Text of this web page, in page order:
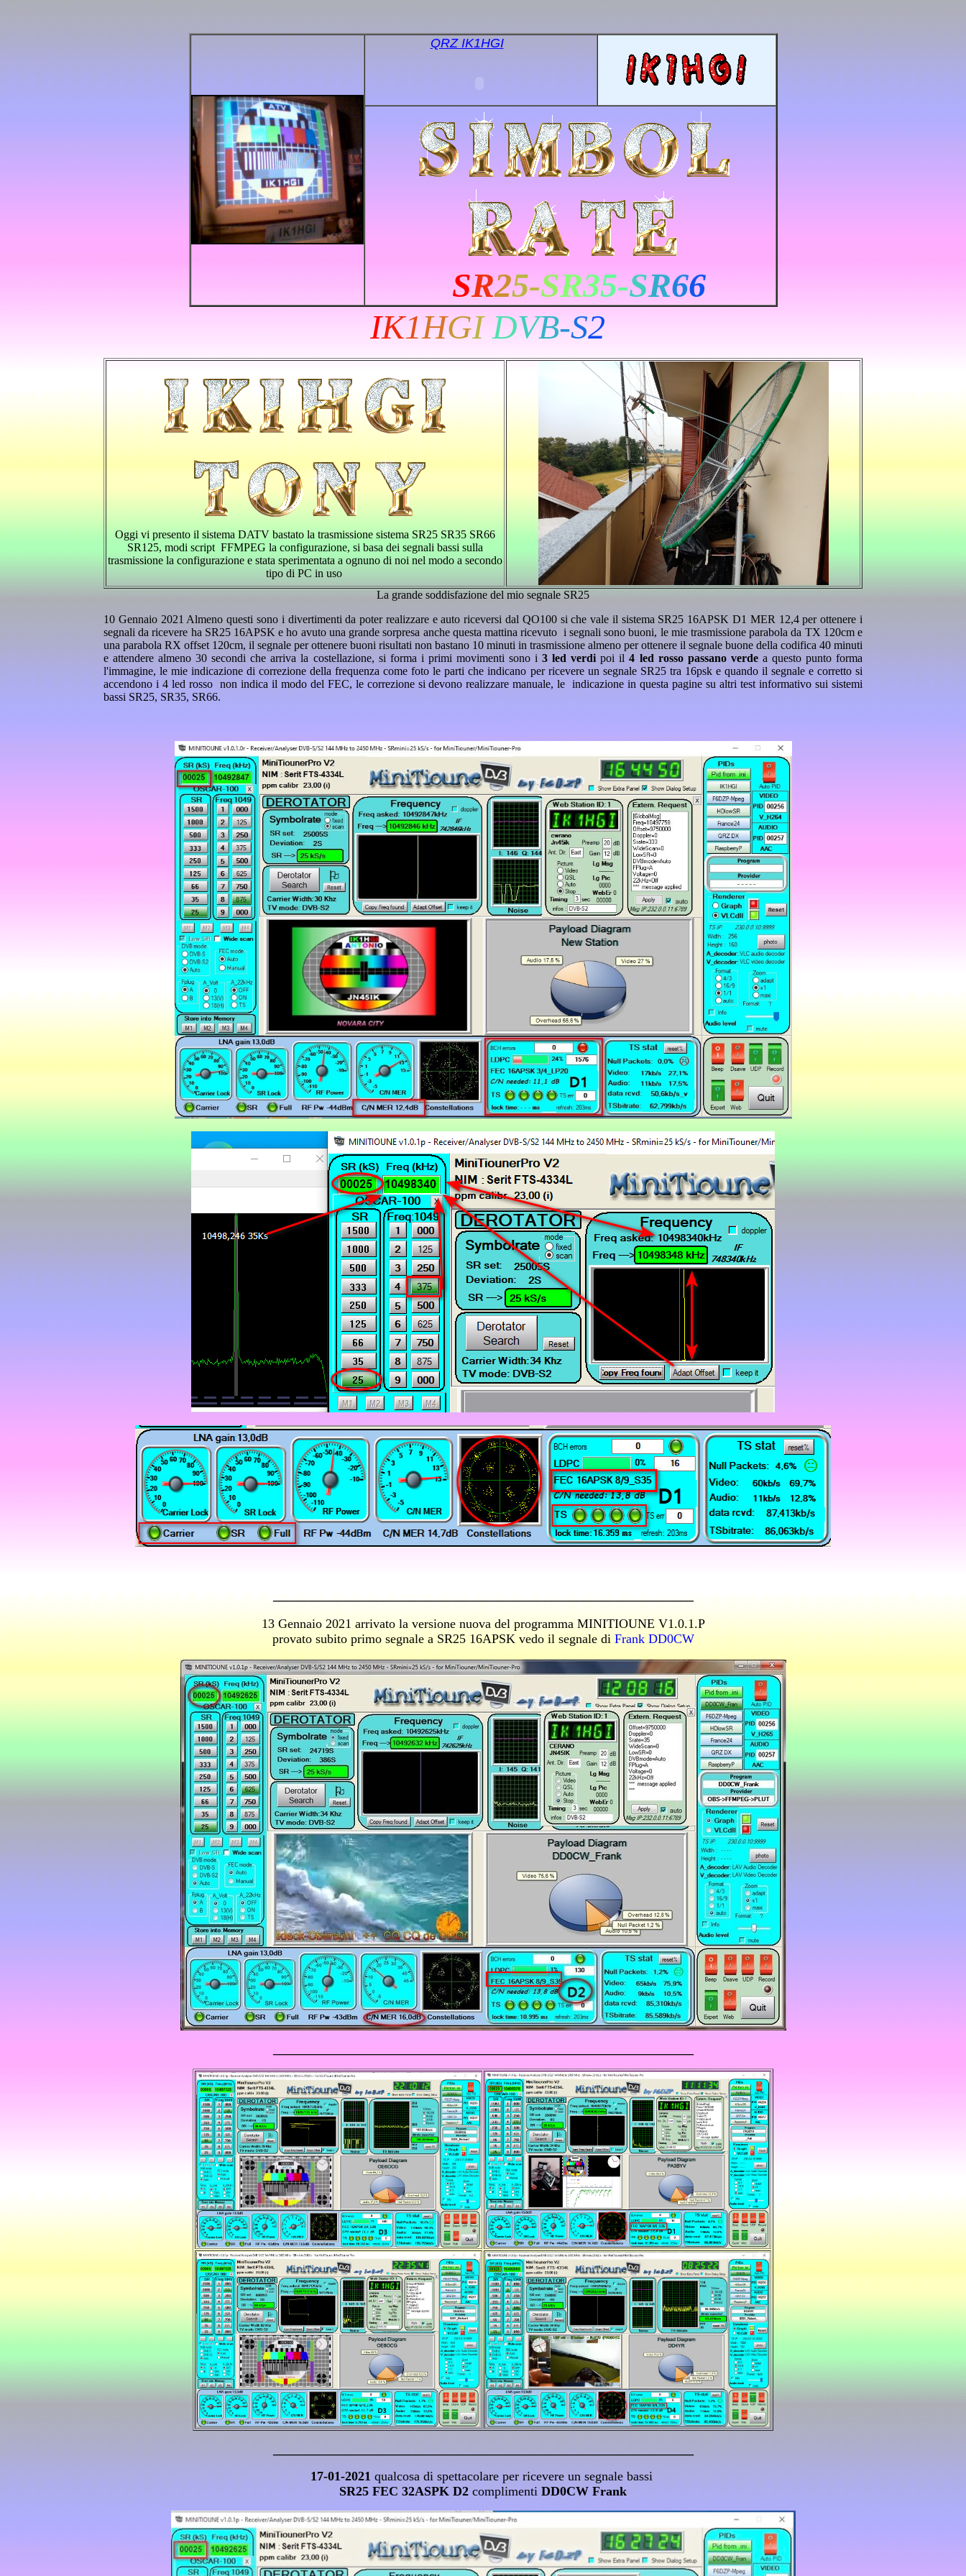
QRZ IK1HGI
SR25-SR35-SR66
IK1HGI DVB-S2
Oggi vi presento il sistema DATV bastato la trasmissione sistema SR25 SR35 SR66
SR125, modi script FFMPEG la configurazione, si basa dei segnali bassi sulla
trasmissione la configurazione e stata sperimentata a ognuno di noi nel modo a secondo
tipo di PC in uso
La grande soddisfazione del mio segnale SR25
10 Gennaio 2021 Almeno questi sono i divertimenti da poter realizzare e auto riceversi dal QO100 si che vale il sistema SR25 16APSK D1 MER 12,4 per ottenere i
segnali da ricevere ha SR25 16APSK e ho avuto una grande sorpresa anche questa mattina ricevuto i segnali sono buoni, le mie trasmissione parabola da TX 120cm e
una parabola RX offset 120cm, il segnale per ottenere buoni risultati non bastano 10 minuti in trasmissione almeno per ottenere il segnale buone della codifica 40 minuti
e attendere almeno 30 secondi che arriva la costellazione, si forma i primi movimenti sono i3 led verdi poi il4 led rosso passano verde a questo punto forma
l'immagine, le mie indicazione di correzione della frequenza come foto le parti che indicano per ricevere un segnale SR25 tra 16psk e quando il segnale e corretto si
accendono i 4 led rosso non indica il modo del FEC, le correzione si devono realizzare manuale, le indicazione in questa pagine su altri test informativo sui sistemi
bassi SR25, SR35, SR66.
13 Gennaio 2021 arrivato la versione nuova del programma MINITIOUNE V1.0.1.P
provato subito primo segnale a SR25 16APSK vedo il segnale di Frank DD0CW
17-01-2021 qualcosa di spettacolare per ricevere un segnale bassi
SR25 FEC 32ASPK D2 complimenti DD0CW Frank